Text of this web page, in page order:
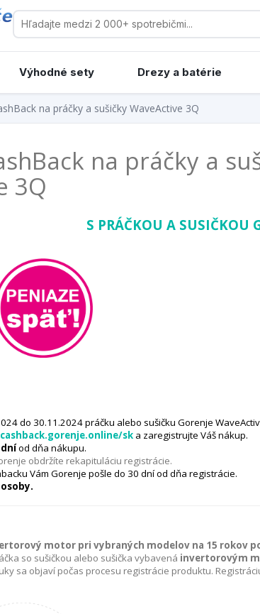
Výhodné sety Drezy a batérie
na práčky a sušičky WaveActive 3Q
na práčky a
3Q
S PRÁČKOU A SUSIČKOU
do 30.11.2024 práčku alebo sušičku Gorenje
sk a zaregistrujte Váš nákup.
dníod dňa nákupu.
obdržíte rekapituláciu registrácie.
Vám Gorenje pošle do 30 dní od dňa registrácie.
motor pri vybraných modelov na 15 rokov
so sušičkou alebo sušička vybavená invertorovým
sa objaví počas procesu registrácie produktu.